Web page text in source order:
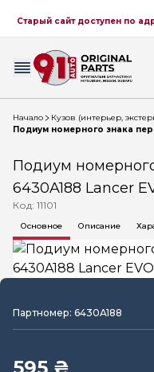
Старый сайт доступен по
Начало
Кузов (интерьер,
Подиум номерного знака
Подиум
6430A188 Lancer
Код: 11101
Основное Описание
Партномер: 6430A188